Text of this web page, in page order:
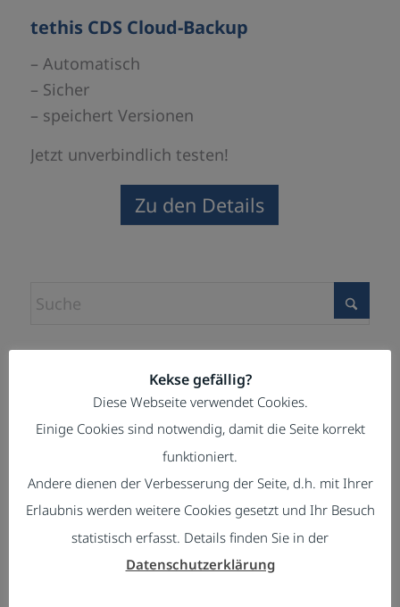
tethis CDS Cloud-Backup
– Automatisch
– Sicher
– speichert Versionen
Jetzt unverbindlich testen!
Zu den Details
KUNDENSTIMMEN
Ich habe Christian Toller als sehr
kompetenten und flexiblen Berater
kennengelernt.
Er hört zu und geht auf meine
persönlichen Bedürfnisse und Wünsche
tethis IT zu beauftragen war in unserer
Situation die allerbeste Entscheidung.
Christian war hilfsbereit, schnell,
umsichtig, kreativ und effizient.
Er hat die Herausforderung
angenommen und uns großartig und
Kekse gefällig?
Diese Webseite verwendet Cookies.
Einige Cookies sind notwendig, damit die Seite korrekt
funktioniert.
Andere dienen der Verbesserung der Seite, d.h. mit Ihrer
Erlaubnis werden weitere Cookies gesetzt und Ihr Besuch
statistisch erfasst. Details finden Sie in der
Datenschutzerklärung